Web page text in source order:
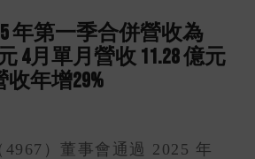
年第一季合併營收為
元 4月單月營收 11.28 億元
年增29%
）董事會通過 2025 年